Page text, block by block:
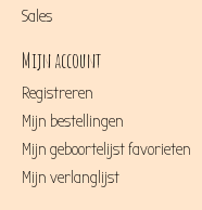
Sales
Mijn account
Registreren
Mijn bestellingen
Mijn geboortelijst favorieten
Mijn verlanglijst